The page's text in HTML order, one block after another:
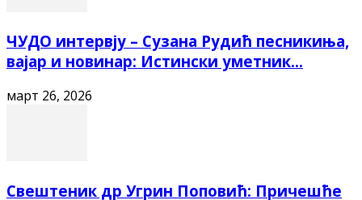
ЧУДО интервју – Сузана Рудић песникиња,
вајар и новинар: Истински уметник...
март 26, 2026
Свештеник др Угрин Поповић: Причешће